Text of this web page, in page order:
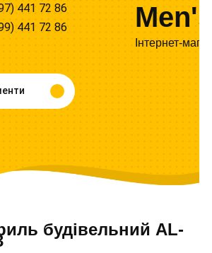
441 72 86
441 72 86
Інтернет-
будівельний AL-